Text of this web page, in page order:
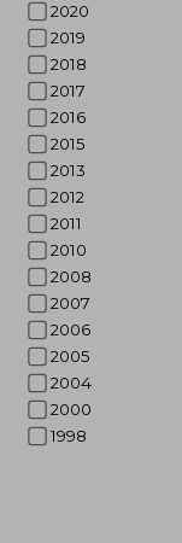
2020
2019
2018
2017
2016
2015
2013
2012
2011
2010
2008
2007
2006
2005
2004
2000
1998